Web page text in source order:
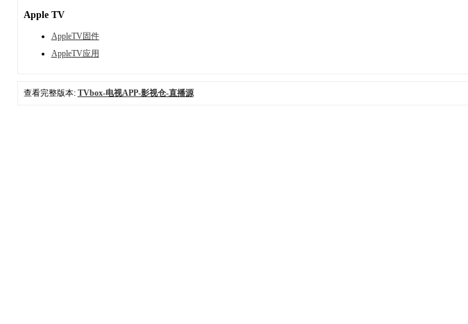
Apple TV
AppleTV固件
AppleTV应用
查看完整版本: TVbox-电视APP-影视仓-直播源